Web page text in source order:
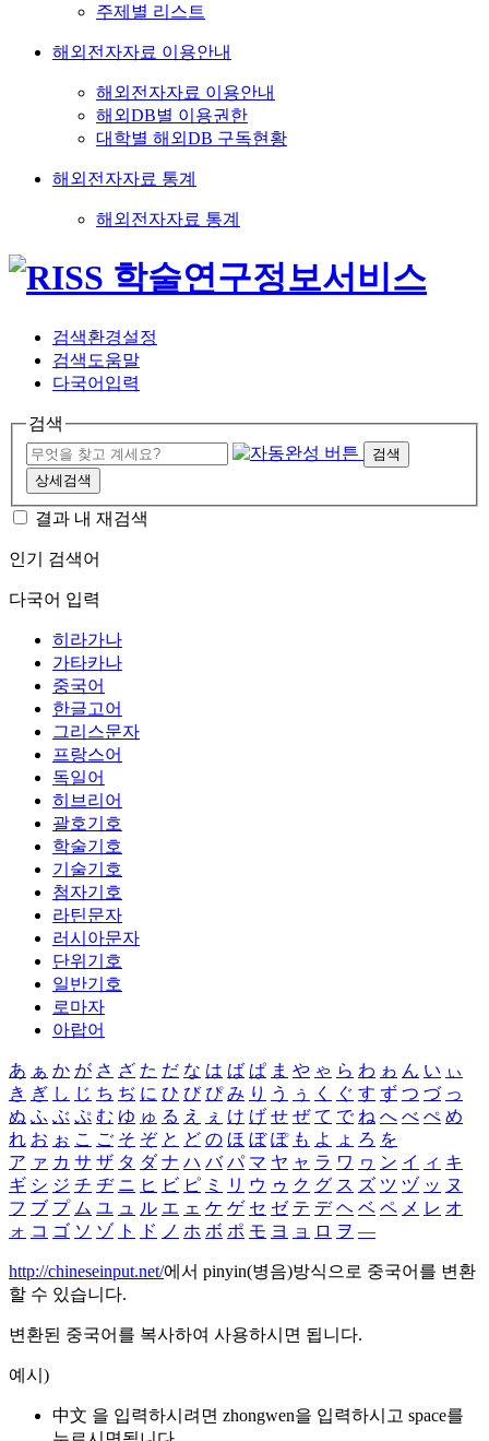
주제별 리스트
해외전자자료 이용안내
해외전자자료 이용안내
해외DB별 이용권한
대학별 해외DB 구독현황
해외전자자료 통계
해외전자자료 통계
검색환경설정
검색도움말
다국어입력
검색
검색
상세검색
결과 내 재검색
인기 검색어
다국어 입력
히라가나
가타카나
중국어
한글고어
그리스문자
프랑스어
독일어
히브리어
괄호기호
학술기호
기술기호
첨자기호
라틴문자
러시아문자
단위기호
일반기호
로마자
아랍어
あ ぁ か が さ ざ た だ な は ば ぱ ま や ゃ ら わ ゎ ん い ぃ
き ぎ し じ ち ぢ に ひ び ぴ み り う ぅ く ぐ す ず つ づ っ
ぬ ふ ぶ ぷ む ゆ ゅ る え ぇ け げ せ ぜ て で ね へ べ ぺ め
れ お ぉ こ ご そ ぞ と ど の ほ ぼ ぽ も よ ょ ろ を
ア ァ カ サ ザ タ ダ ナ ハ バ パ マ ヤ ャ ラ ワ ヮ ン イ ィ キ
ギ シ ジ チ ヂ ニ ヒ ビ ピ ミ リ ウ ゥ ク グ ス ズ ツ ヅ ッ ヌ
フ ブ プ ム ユ ュ ル エ ェ ケ ゲ セ ゼ テ デ ヘ ベ ペ メ レ オ
ォ コ ゴ ソ ゾ ト ド ノ ホ ボ ポ モ ヨ ョ ロ ヲ ―
http://chineseinput.net/에서 pinyin(병음)방식으로 중국어를 변환
할 수 있습니다.
변환된 중국어를 복사하여 사용하시면 됩니다.
예시)
中文 을 입력하시려면 zhongwen을 입력하시고 space를